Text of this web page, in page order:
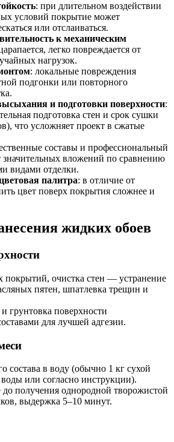
: при длительном воздействии
условий покрытие может
или отслаиваться.
к механическим
легко повреждается от
нагрузок.
: локальные повреждения
подгонки или повторного
и подготовки поверхности:
подготовка стен и срок сушки
что усложняет проект в сжатые
составы и профессиональный
вложений по сравнению
видами отделки.
палитра: в отличие от
цвет поверх покрытия сложнее и
жидких обоев
покрытий, очистка стен — устранение
пятен, шпатлевка трещин и
грунтовка поверхности
для лучшей адгезии.
состава в воду (обычно 1 кг сухой
или согласно инструкции).
получения однородной творожистой
выдержка 5–10 минут.